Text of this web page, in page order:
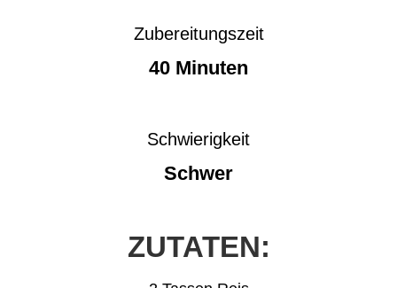
Zubereitungszeit
40 Minuten
Schwierigkeit
Schwer
ZUTATEN: